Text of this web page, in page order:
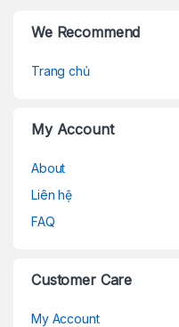
We Recommend
Trang chủ
My Account
About
Liên hệ
FAQ
Customer Care
My Account